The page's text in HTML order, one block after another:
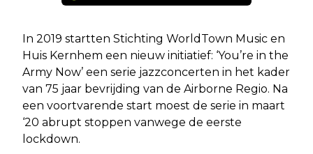
In 2019 startten Stichting WorldTown Music en
Huis Kernhem een nieuw initiatief: ‘You’re in the
Army Now’ een serie jazzconcerten in het kader
van 75 jaar bevrijding van de Airborne Regio. Na
een voortvarende start moest de serie in maart
‘20 abrupt stoppen vanwege de eerste
lockdown.